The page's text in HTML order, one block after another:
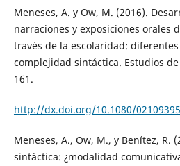
Meneses, A. y Ow, M. (2016).
narraciones y exposiciones orales
través de la escolaridad:
complejidad sintáctica. Estudios
161.
http://dx.doi.org/10.1080/
Meneses, A., Ow, M., y Benítez, R.
sintáctica: ¿modalidad